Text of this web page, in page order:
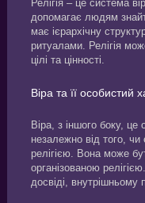
Релігія – це система
допомагає людям
має ієрархічну
ритуалами. Релігія
цілі та цінності.
Віра та її особистий
Віра, з іншого боку, це
незалежно від того,
релігією. Вона може
організованою
досвіді, внутрішньому